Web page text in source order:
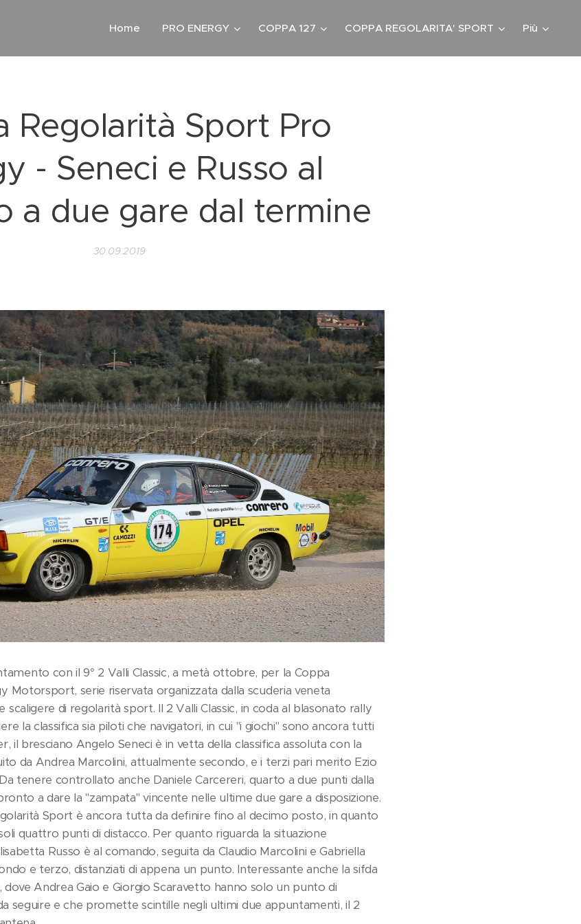
Home PRO ENERGY COPPA 127 COPPA REGOLARITA' SPORT Più
Regolarità Sport Pro
- Seneci e Russo al
a due gare dal termine
30.09.2019
con il 9° 2 Valli Classic, a metà ottobre, per la Coppa
Motorsport, serie riservata organizzata dalla scuderia veneta
di regolarità sport. Il 2 Valli Classic, in coda al blasonato rally
la classifica sia piloti che navigatori, in cui "i giochi" sono ancora tutti
il bresciano Angelo Seneci è in vetta della classifica assoluta con la
da Andrea Marcolini, attualmente secondo, e i terzi pari merito Ezio
tenere controllato anche Daniele Carcereri, quarto a due punti dalla
a dare la "zampata" vincente nelle ultime due gare a disposizione.
Sport è ancora tutta da definire fino al decimo posto, in quanto
quattro punti di distacco. Per quanto riguarda la situazione
Russo è al comando, seguita da Claudio Marcolini e Gabriella
e terzo, distanziati di appena un punto. Interessante anche la sifda
Andrea Gaio e Giorgio Scaravetto hanno solo un punto di
seguire e che promette scintille negli ultimi due appuntamenti, il 2